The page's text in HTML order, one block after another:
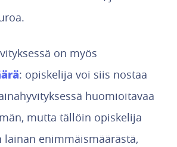
on myös
: opiskelija voi siis nostaa
huomioitavaa
mutta tällöin opiskelija
lainan enimmäismäärästä,